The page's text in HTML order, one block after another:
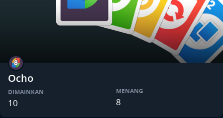
Ocho
DIMAINKAN
10
MENANG
8